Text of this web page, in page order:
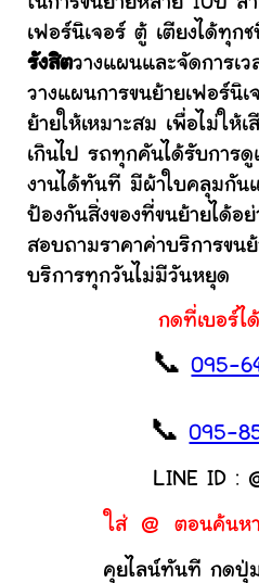
เฟอร์นิเจอร์ ตู้ เตียงได้ทุก
รังสิตวางแผนและจัดการเ
วางแผนการขนย้ายเฟอร์นิเ
ย้ายให้เหมาะสม เพื่อไม่ให้เ
เกินไป รถทุกคันได้รับการดู
งานได้ทันที มีผ้าใบคลุมกั
ป้องกันสิ่งของที่ขนย้ายได้อ
สอบถามราคาค่าบริการขน
บริการทุกวันไม่มีวันหยุด
กดที่เบอร์ไ
📞095-
📞095-
LINE ID :
ใส่ @ ตอนค้นห
คุยไลน์ทันที กดปุ่ม